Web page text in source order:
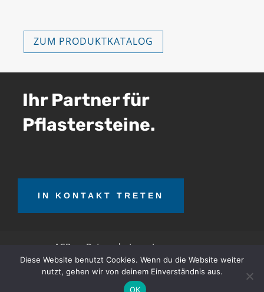
ZUM PRODUKTKATALOG
Ihr Partner für
Pflastersteine.
IN KONTAKT TRETEN
AGB Datenschutz Impressum
OTT Teerrecycling GmbH © 2026. Alle Rechte
Diese Website benutzt Cookies. Wenn du die Website weiter
nutzt, gehen wir von deinem Einverständnis aus.
OK